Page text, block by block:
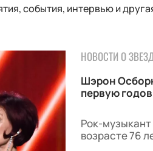
события, интервью и
НОВОСТИ О
Шэрон
первую
Рок-
возрасте 76